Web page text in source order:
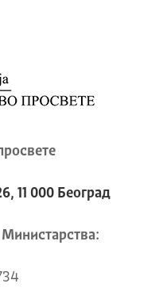
11 000 Београд